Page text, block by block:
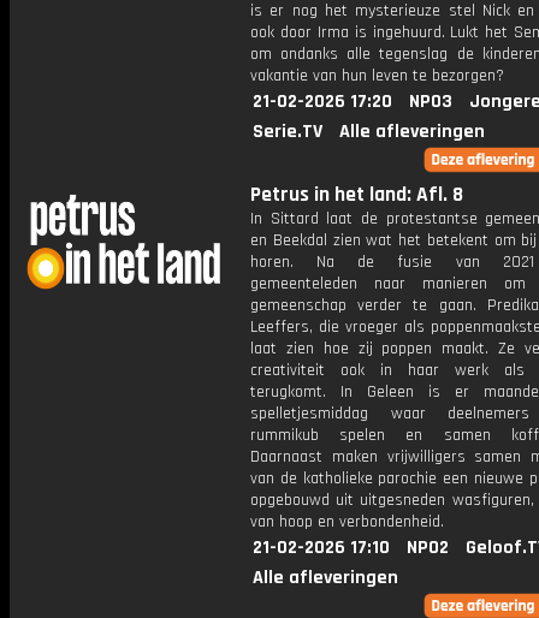
is er nog het mysterieuze stel Nick
ook door Irma is ingehuurd. Lukt het
om ondanks alle tegenslag de
vakantie van hun leven te bezorgen?
21-02-2026 17:20 NPO3
Serie.TV
Alle afleveringen
Petrus in het land: Afl. 8
In Sittard laat de protestantse
en Beekdal zien wat het betekent om
horen. Na de fusie van 2021
gemeenteleden naar manieren
gemeenschap verder te gaan.
Leeffers, die vroeger als
laat zien hoe zij poppen maakt. Ze
creativiteit ook in haar werk als
terugkomt. In Geleen is er
spelletjesmiddag waar
rummikub spelen en samen
Daarnaast maken vrijwilligers samen
van de katholieke parochie een nieuwe
opgebouwd uit uitgesneden
van hoop en verbondenheid.
21-02-2026 17:10 NPO2
Alle afleveringen